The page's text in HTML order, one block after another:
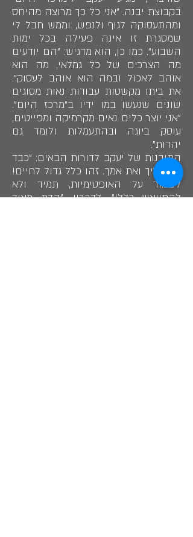
בקבוצת יבנה. "אני כל כך מרוצה מהיחס
ומהתעסוקה לגוף ולנפש, וממש חבל לי
שמסגרת זו אינה פעילה בכל ימות
השבוע". כמו כן, הוא מדגיש: "הם יודעים
מה הצרכים של כל גמלאי, מה הוא
אוהב לאכול ובמה הוא אוהב לעסוק".
את ביתו מקשטות עבודות נאות מסוגים
שונים שנעשו במו ידיו ב"מרכז היום".
"אני יוצר כלים נאים מקרמיקה ומפייטים,
עוסק ביוגה ובהתעמלות ולומד גם
יהדות".
התובנות של יעקב לדורות הבאים: "כבד
את אביך ואת אמך. זהו כלל גדול לחיים!
לשמור על האופטימיות, תמיד ולא
להתייאש כלל!". לדבריו, "הדת מאוד